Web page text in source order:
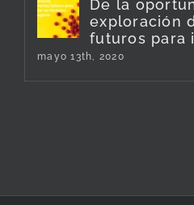
De la
exploración
futuros para
mayo 13th, 2020